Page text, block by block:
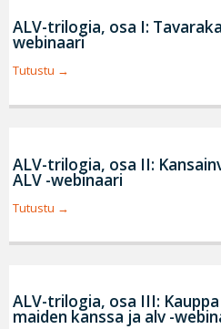
ALV-trilogia, osa I:
webinaari
Tutustu
ALV-trilogia, osa II:
ALV -webinaari
Tutustu
ALV-trilogia, osa III:
maiden kanssa ja alv -